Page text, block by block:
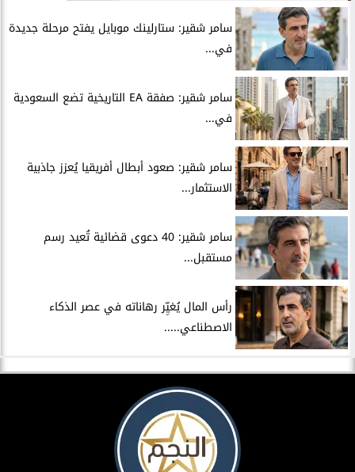
سامر شقير: ستارلينك موبايل يفتح مرحلة جديدة
في...
سامر شقير: صفقة EA التاريخية تضع السعودية
في...
سامر شقير: صعود أبطال أفريقيا يُعزز جاذبية
الاستثمار...
سامر شقير: 40 دعوى قضائية تُعيد رسم
مستقبل...
رأس المال يُغيِّر رهاناته في عصر الذكاء
الاصطناعي.....